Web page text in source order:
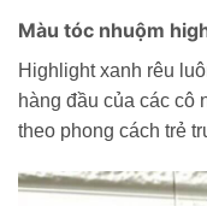
Màu tóc nhuộm
Highlight xanh rêu
hàng đầu của các cô
theo phong cách trẻ